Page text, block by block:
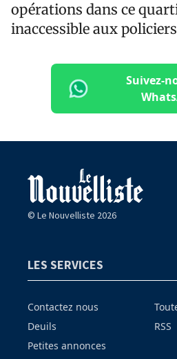
opérations dans ce
inaccessible aux
Suivez-
© Le Nouvelliste 2026
LES SERVICES
Contactez nous
Deuils
Petites annonces
RSS